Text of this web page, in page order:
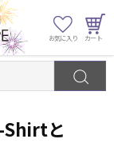
Shirtと